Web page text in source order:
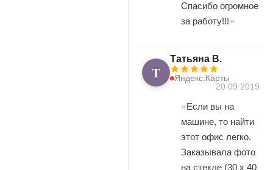
Спасибо огромное
за работу!!!
Т
Татьяна В.
Яндекс.Карты
20.09.2019
Если вы на
машине, то найти
этот офис легко.
Заказывала фото
на стекле (30 х 40